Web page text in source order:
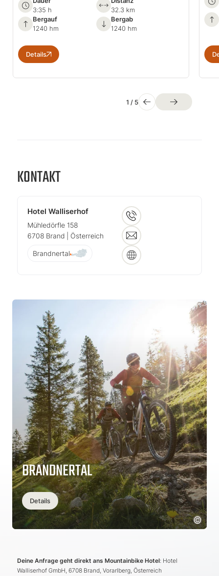
3:35 h
32.3 km
Bergauf
1240 hm
Bergab
1240 hm
Details
1 / 5
KONTAKT
Hotel Walliserhof
Mühledörfle 158
6708 Brand | Österreich
Brandnertal
BRANDNERTAL
Details
Deine Anfrage geht direkt ans Mountainbike Hotel: Hotel
Walliserhof GmbH, 6708 Brand, Vorarlberg, Österreich